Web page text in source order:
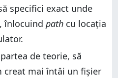
specifici exact unde
înlocuind path cu locația
de teorie, să
creat mai întâi un fișier